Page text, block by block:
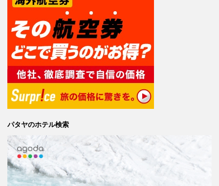
パタヤのホテル検索